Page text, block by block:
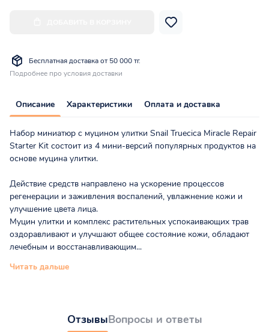
Бесплатная доставка от 50 000 тг.
Подробнее про условия доставки
Описание Характеристики Оплата и доставка
Набор миниатюр с муцином улитки Snail Truecica Miracle Repair
Starter Kit состоит из 4 мини-версий популярных продуктов на
основе муцина улитки.
Действие средств направлено на ускорение процессов
регенерации и заживления воспалений, увлажнение кожи и
улучшение цвета лица.
Муцин улитки и комплекс растительных успокаивающих трав
оздоравливают и улучшают общее состояние кожи, обладают
лечебным и восстанавливающим...
Читать дальше
ОтзывыВопросы и ответы